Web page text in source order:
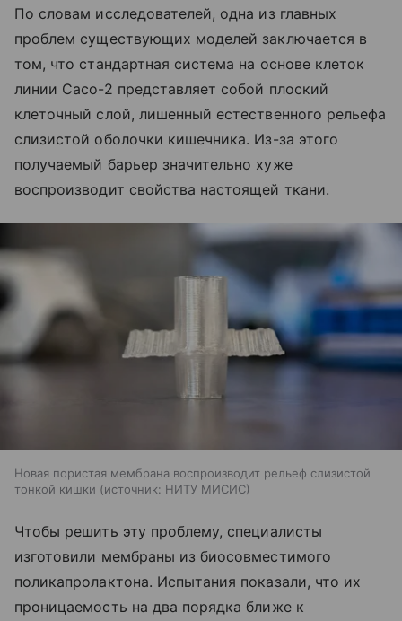
По словам исследователей, одна из главных
проблем существующих моделей заключается в
том, что стандартная система на основе клеток
линии Caco-2 представляет собой плоский
клеточный слой, лишенный естественного рельефа
слизистой оболочки кишечника. Из-за этого
получаемый барьер значительно хуже
воспроизводит свойства настоящей ткани.
Новая пористая мембрана воспроизводит рельеф слизистой
тонкой кишки
источник: НИТУ МИСИС
Чтобы решить эту проблему, специалисты
изготовили мембраны из биосовместимого
поликапролактона. Испытания показали, что их
проницаемость на два порядка ближе к